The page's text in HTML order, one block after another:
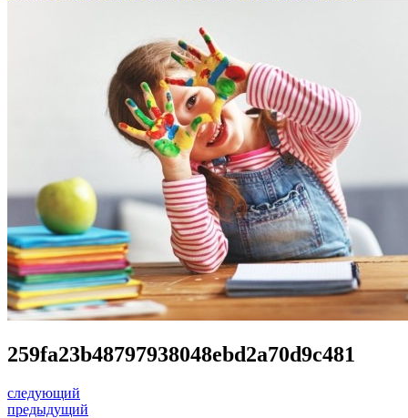
259fa23b48797938048ebd2a70d9c481
следующий
предыдущий